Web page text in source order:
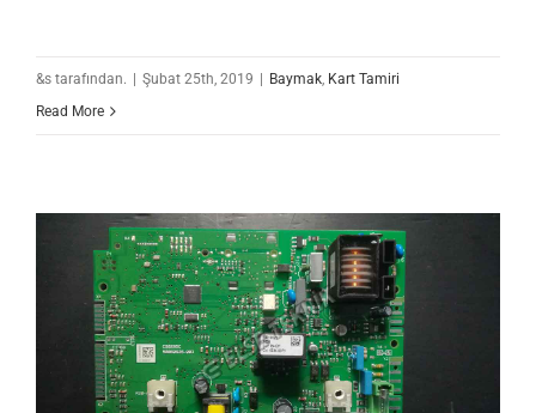
&s tarafından. | Şubat 25th, 2019 | Baymak Kart Tamiri
Read More